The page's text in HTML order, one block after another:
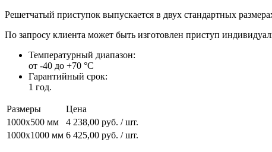
Решетчатый приступок выпускается в двух стандартных
По запросу клиента может быть изготовлен приступ
Температурный диапазон:
от -40 до +70 °C
Гарантийный срок:
1 год.
Размеры
Цена
1000х500 мм
4 238,00 руб. / шт.
1000х1000 мм 6 425,00 руб. / шт.